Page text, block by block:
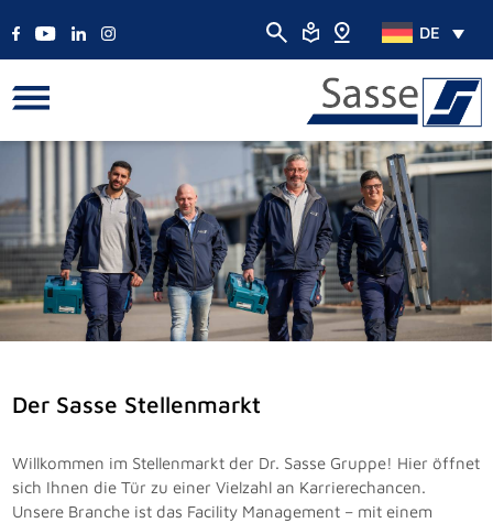
DE
Der Sasse Stellenmarkt
Willkommen im Stellenmarkt der Dr. Sasse Gruppe! Hier öffnet
sich Ihnen die Tür zu einer Vielzahl an Karrierechancen.
Unsere Branche ist das Facility Management – mit einem